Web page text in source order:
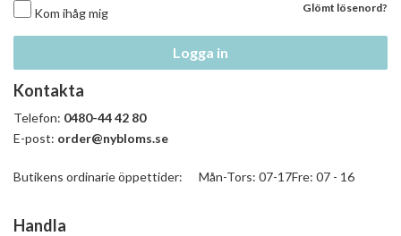
Kom ihåg mig Glömt lösenord?
Logga in
Kontakta
Telefon: 0480-44 42 80
E-post: order@nybloms.se
Butikens ordinarie öppettider: Mån-Tors: 07-17Fre: 07 - 16
Handla